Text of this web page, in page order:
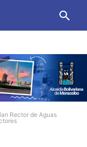
Rector de Aguas